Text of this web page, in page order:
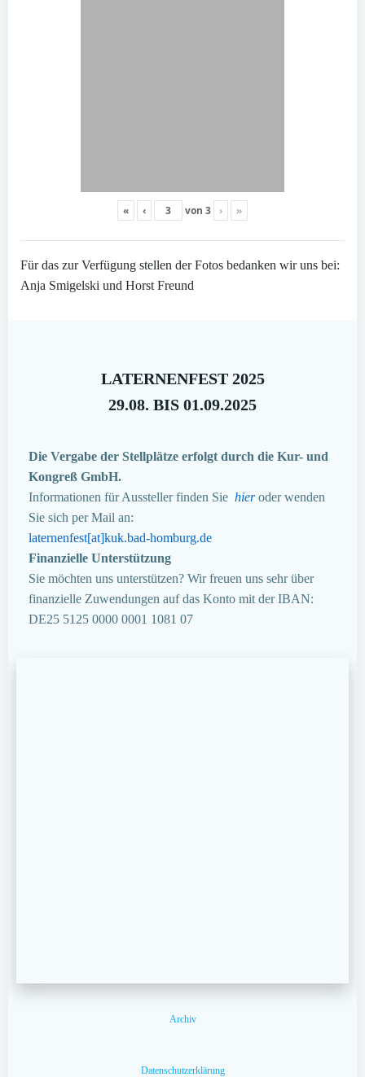
« ‹ von 3 › »
Für das zur Verfügung stellen der Fotos bedanken wir uns bei:
Anja Smigelski und Horst Freund
LATERNENFEST 2025
29.08. BIS 01.09.2025
Die Vergabe der Stellplätze erfolgt durch die Kur- und
Kongreß GmbH.
Informationen für Aussteller finden Sie hieroder wenden
Sie sich per Mail an:
laternenfest[at]kuk.bad-homburg.de
Finanzielle Unterstützung
Sie möchten uns unterstützen? Wir freuen uns sehr über
finanzielle Zuwendungen auf das Konto mit der IBAN:
DE25 5125 0000 0001 1081 07
Archiv
Datenschutzerklärung